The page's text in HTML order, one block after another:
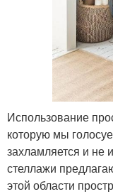
Использование
которую мы
захламляется и не
стеллажи
этой области